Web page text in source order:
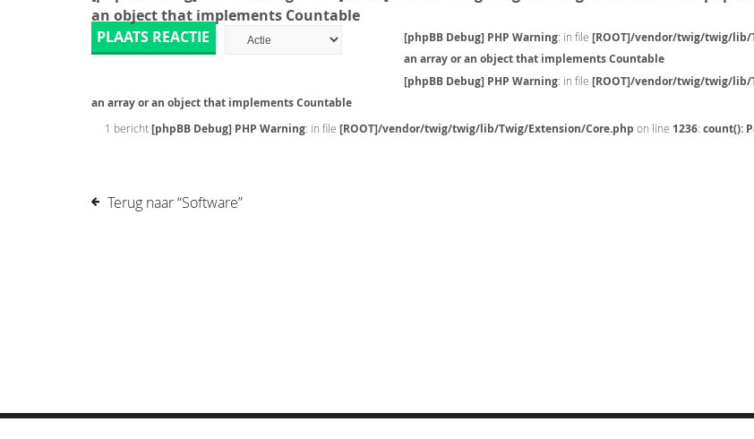
an object that implements Countable
PLAATS REACTIE
[phpBB Debug] PHP Warning: in file [ROOT]/vendor/twig/twig/lib/
an array or an object that implements Countable
[phpBB Debug] PHP Warning: in file [ROOT]/vendor/twig/twig/lib/
an array or an object that implements Countable
1 bericht[phpBB Debug] PHP Warning: in file [ROOT]/vendor/twig/twig/lib/Twig/Extension/Core.php on line 1236: count():
Terug naar “Software”